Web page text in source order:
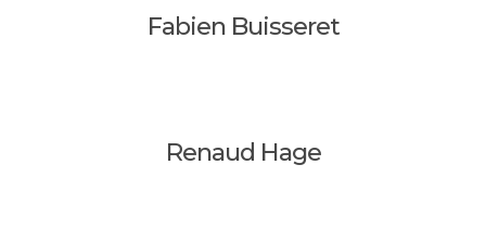
Fabien Buisseret
Renaud Hage